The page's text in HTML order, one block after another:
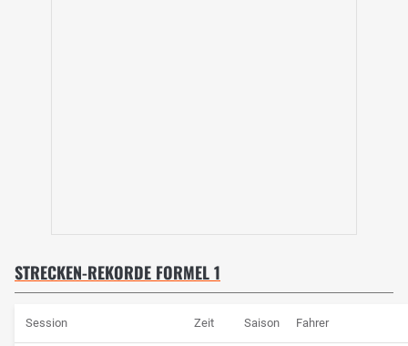
STRECKEN-REKORDE FORMEL 1
Session Zeit Saison Fahrer